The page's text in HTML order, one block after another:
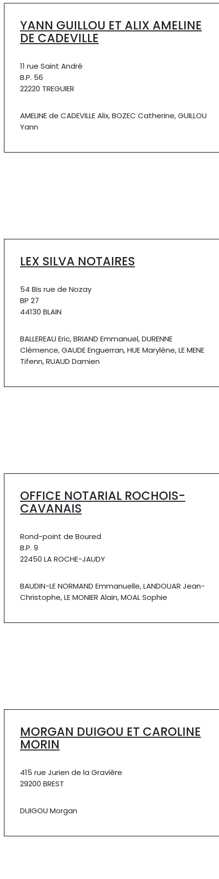
YANN GUILLOU ET ALIX AMELINE
DE CADEVILLE
11 rue Saint André
B.P. 56
22220 TREGUIER
AMELINE de CADEVILLE Alix, BOZEC Catherine, GUILLOU
Yann
LEX SILVA NOTAIRES
54 Bis rue de Nozay
BP 27
44130 BLAIN
BALLEREAU Eric, BRIAND Emmanuel, DURENNE
Clémence, GAUDE Enguerran, HUE Marylène, LE MENE
Tifenn, RUAUD Damien
OFFICE NOTARIAL ROCHOIS-
CAVANAIS
Rond-point de Boured
B.P. 9
22450 LA ROCHE-JAUDY
BAUDIN-LE NORMAND Emmanuelle, LANDOUAR Jean-
Christophe, LE MONIER Alain, MOAL Sophie
MORGAN DUIGOU ET CAROLINE
MORIN
415 rue Jurien de la Gravière
29200 BREST
DUIGOU Morgan